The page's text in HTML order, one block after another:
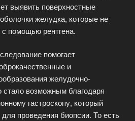
выявить поверхностные
желудка, которые не
помощью рентгена.
помогает
и
желудочно-
стало возможным благодаря
гастроскопу, который
проведения биопсии. То есть